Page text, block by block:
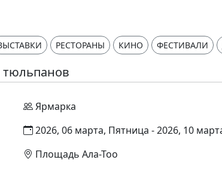
РЕСТОРАНЫ КИНО ФЕСТИВАЛИ
Ярмарка
2026, 06 марта, Пятница - 2026, 10
Площадь Ала-Тоо